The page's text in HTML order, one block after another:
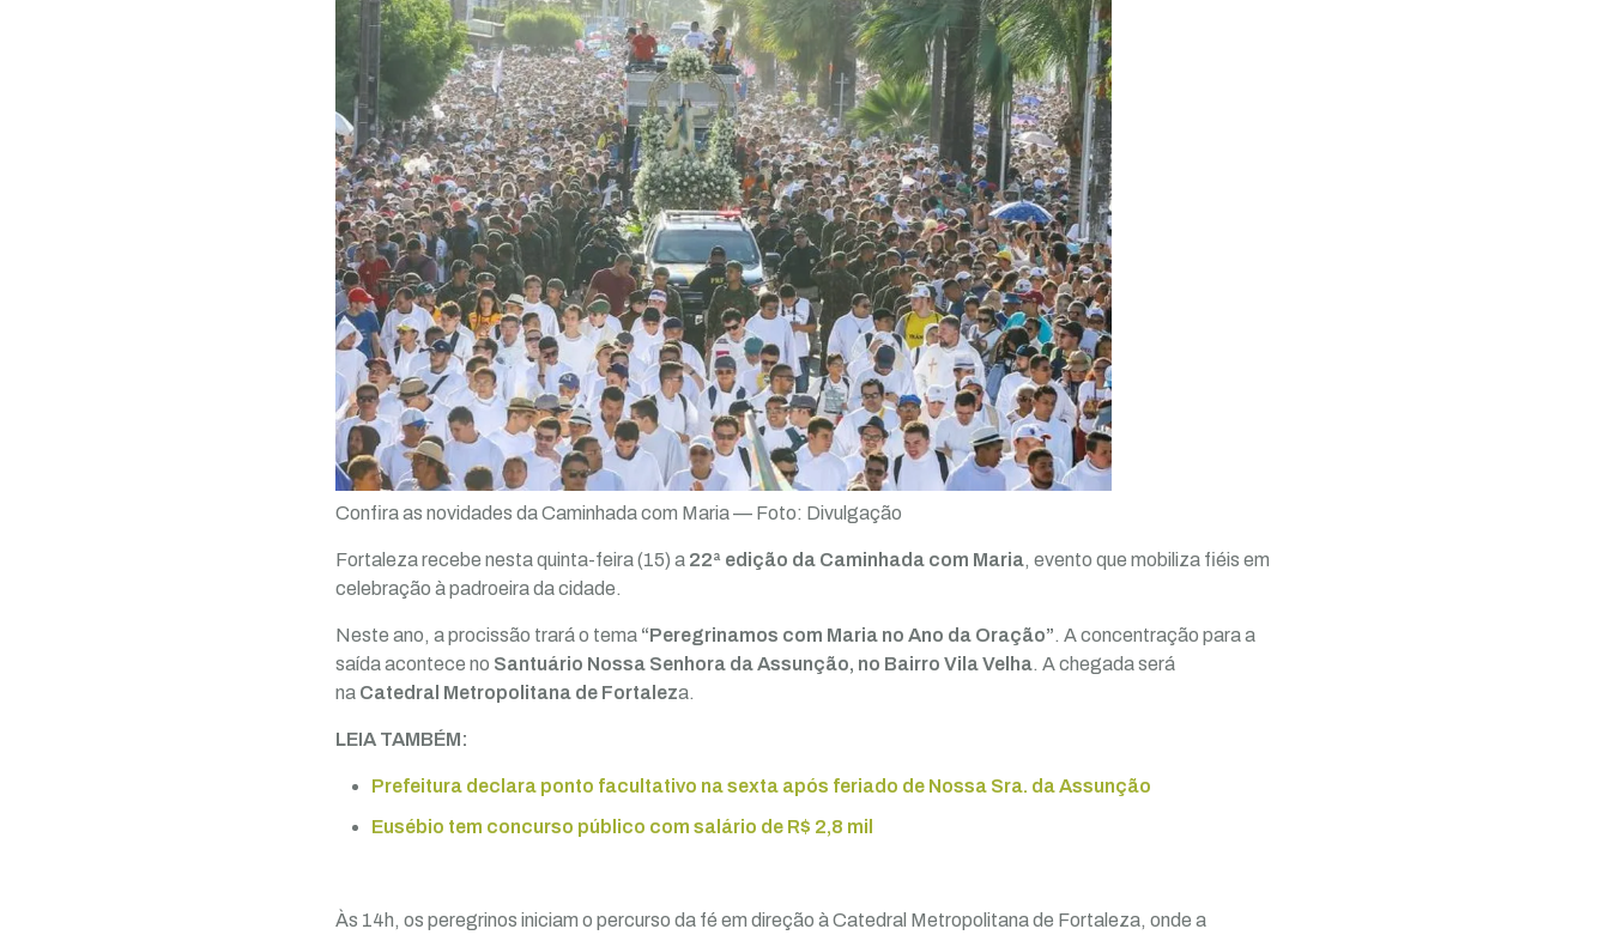
Confira as novidades da Caminhada com Maria — Foto: Divulgação
Fortaleza recebe nesta quinta-feira (15) a 22ª edição da Caminhada com Maria, evento que mobiliza fiéis em
celebração à padroeira da cidade.
Neste ano, a procissão trará o tema “Peregrinamos com Maria no Ano da Oração”. A concentração para a
saída acontece no Santuário Nossa Senhora da Assunção, no Bairro Vila Velha. A chegada será
na Catedral Metropolitana de Fortaleza.
LEIA TAMBÉM:
Prefeitura declara ponto facultativo na sexta após feriado de Nossa Sra. da Assunção
Eusébio tem concurso público com salário de R$ 2,8 mil
Às 14h, os peregrinos iniciam o percurso da fé em direção à Catedral Metropolitana de Fortaleza, onde a